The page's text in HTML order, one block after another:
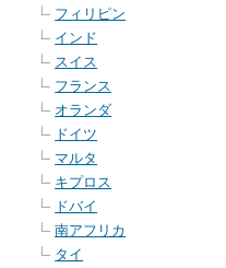
フィリピン
インド
スイス
フランス
オランダ
ドイツ
マルタ
キプロス
ドバイ
南アフリカ
タイ